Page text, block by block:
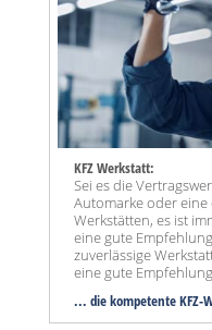
KFZ Werkstatt:
Sei es die
Automarke oder eine
Werkstätten, es ist
eine gute
zuverlässige
eine gute
... die kompetente KFZ-